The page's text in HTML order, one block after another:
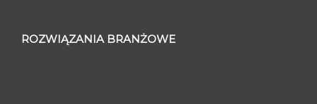
ROZWIĄZANIA BRANŻOWE